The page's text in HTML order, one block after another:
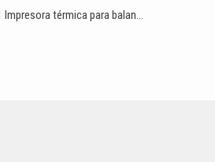
YKH-01 Impresora térmica para balanzas KERN